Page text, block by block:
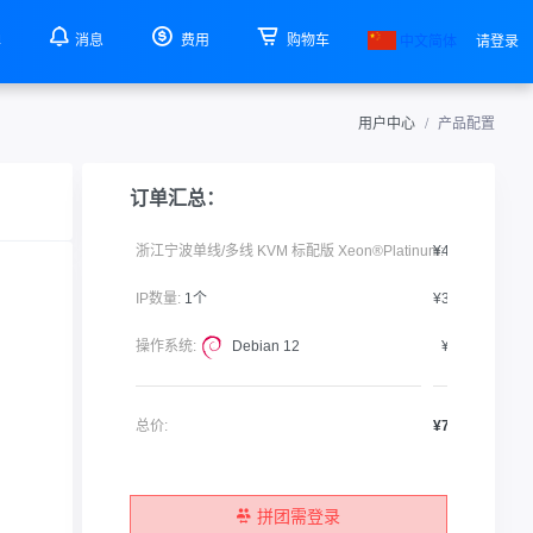
消息 费用 购物车 中文简体 请登录
用户中心 产品配置
订单汇总：
浙江宁波单线/多线 KVM 标配版 Xeon®Platinum:¥42.00
IP数量: 1个 ¥30.00
操作系统: Debian 12 ¥0.00
总价: ¥72.00
拼团需登录